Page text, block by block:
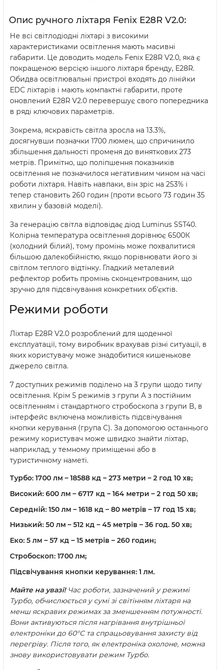
Опис ручного ліхтаря Fenix E28R V2.0:
Не всі світлодіодні ліхтарі з високими
характеристиками освітлення мають масивні
габарити. Це доводить модель Fenix E28R V2.0, яка є
покращеною версією іншого ліхтаря бренду, E28R.
Обидва освітлювальні пристрої входять до лінійки
EDC ліхтарів і мають компактні габарити, проте
оновлений E28R V2.0 перевершує свого попередника
в ряді ключових параметрів.
Зокрема, яскравість світла зросла на 13.3%,
досягнувши позначки 1700 люмен, що спричинило
збільшення дальності променя до виняткових 273
метрів. Примітно, що поліпшення показників
освітлення не позначилося негативним чином на часі
роботи ліхтаря. Навіть навпаки, він зріс на 253% і
тепер становить 260 годин (проти всього 73 годин 35
хвилин у базовій моделі).
За генерацію світла відповідає діод Luminus SST40.
Колірна температура освітлення дорівнює 6500К
(холодний білий), тому промінь може похвалитися
більшою далекобійністю, якщо порівнювати його зі
світлом теплого відтінку. Гладкий металевий
рефлектор робить промінь сконцентрованим, що
зручно для підсвічування конкретних об'єктів.
Режими роботи
Ліхтар E28R V2.0 розроблений для щоденної
експлуатації, тому виробник врахував різні ситуації, в
яких користувачу може знадобитися кишенькове
джерело світла.
7 доступних режимів поділено на 3 групи щодо типу
освітлення. Крім 5 режимів з групи А з постійним
освітленням і стандартного стробоскопа з групи B, в
інтерфейс включена можливість підсвічування
кнопки керування (група C). За допомогою останнього
режиму користувач може швидко знайти ліхтар,
наприклад, у темному приміщенні або в
туристичному наметі.
Турбо: 1700 лм – 18588 кд – 273 метри – 2 год 10 хв;
Високий: 600 лм – 6717 кд – 164 метри – 2 год 50 хв;
Середній: 150 лм – 1618 кд – 80 метрів – 17 год 15 хв;
Низький: 50 лм – 512 кд – 45 метрів – 36 год. 50 хв;
Еко: 5 лм – 57 кд – 15 метрів – 260 годин;
Стробоскоп: 1700 лм;
Підсвічування кнопки керування: 1 лм.
Майте на увазі! Час роботи, зазначений у режимі
Турбо, обчислюється у сумі зі світінням ліхтаря на
менш яскравих режимах за зменшенням потужності.
Вони активуються після нагрівання внутрішньої
електроніки до 60°C та спрацьовування захисту від
перегріву. Після того, як електроніка охолоне, можна
знову використовувати режим Турбо.